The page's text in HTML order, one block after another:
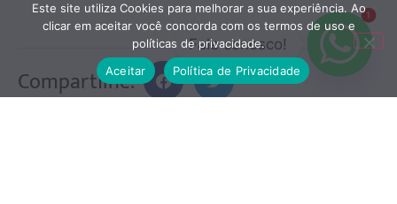
Compartilhe:
Este site utiliza Cookies para melhorar a sua experiência. Ao
clicar em aceitar você concorda com os termos de uso e
políticas de privacidade.
Aceitar
Política de Privacidade
1
Fale conosco!